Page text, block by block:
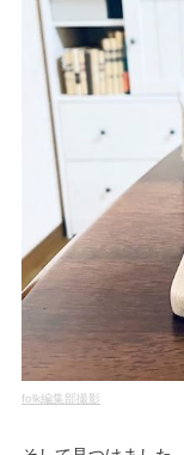
folk編集部撮影